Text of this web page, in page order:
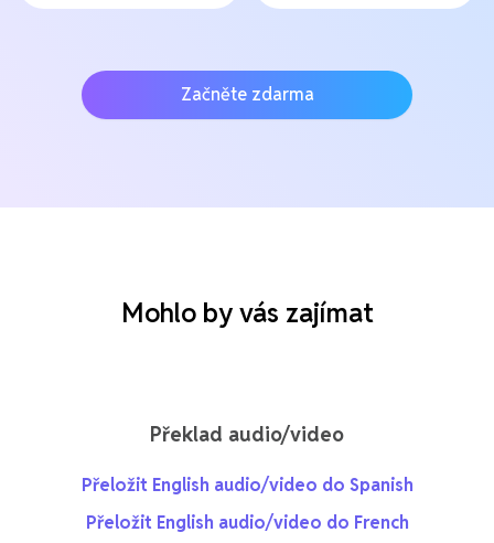
Začněte zdarma
Mohlo by vás zajímat
Překlad audio/video
Přeložit English audio/video do Spanish
Přeložit English audio/video do French